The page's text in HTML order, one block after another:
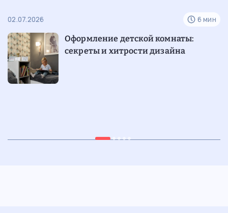
02.07.2026 6 мин
Оформление детской комнаты:
секреты и хитрости дизайна